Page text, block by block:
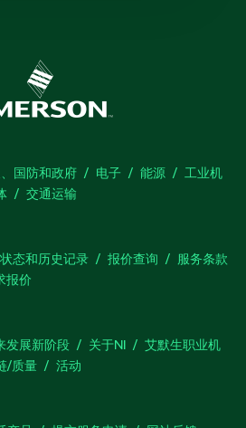
国防和政府 电子 能源
工业机
交通运输
态和历史记录 报价查询
服务条款
报价
发展新阶段 关于NI
艾默生职业机
/质量 活动